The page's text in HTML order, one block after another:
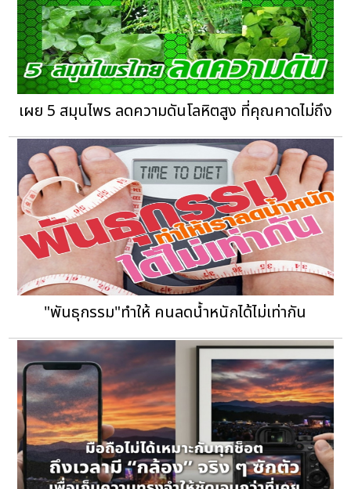
เผย 5 สมุนไพร ลดความดันโลหิตสูง ที่คุณคาดไม่ถึง
"พันธุกรรม"ทำให้ คนลดน้ำหนักได้ไม่เท่ากัน